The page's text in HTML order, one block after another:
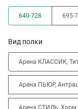
640-728 695-
Вид полки
Арена КЛАССИК,
Арена ПЬЮР,
Арена СТИЛЬ, Хром